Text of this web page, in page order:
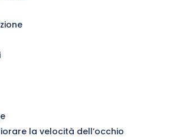
la velocità dell’occhio